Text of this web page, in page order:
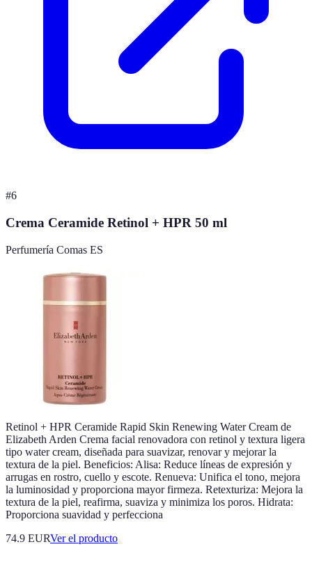
#6
Crema Ceramide Retinol + HPR 50 ml
Perfumería Comas ES
Retinol + HPR Ceramide Rapid Skin Renewing Water Cream de
Elizabeth Arden Crema facial renovadora con retinol y textura ligera
tipo water cream, diseñada para suavizar, renovar y mejorar la
textura de la piel. Beneficios: Alisa: Reduce líneas de expresión y
arrugas en rostro, cuello y escote. Renueva: Unifica el tono, mejora
la luminosidad y proporciona mayor firmeza. Retexturiza: Mejora la
textura de la piel, reafirma, suaviza y minimiza los poros. Hidrata:
Proporciona suavidad y perfecciona
74.9 EURVer el producto